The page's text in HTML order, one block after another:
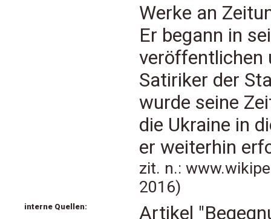
Werke an
Er begann in
veröffentlichen
Satiriker der
wurde seine
die Ukraine in
er weiterhin
zit. n.:
2016)
interne Quellen:
Artikel